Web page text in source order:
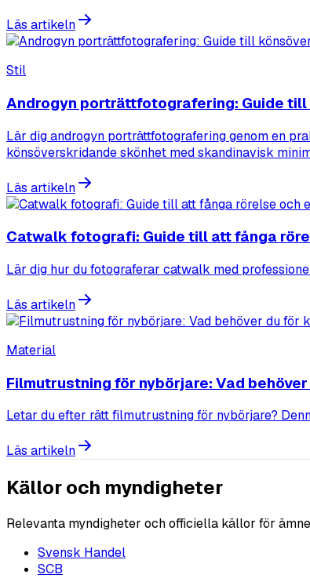
Läs artikeln
Stil
Androgyn porträttfotografering: Guide
Lär dig androgyn porträttfotografering genom en
könsöverskridande skönhet med skandinavisk
Läs artikeln
Catwalk fotografi: Guide till att fånga
Lär dig hur du fotograferar catwalk med
Läs artikeln
Material
Filmutrustning för nybörjare: Vad
Letar du efter rätt filmutrustning för nybörjare?
Läs artikeln
Källor och myndigheter
Relevanta myndigheter och officiella källor för
Svensk Handel
SCB